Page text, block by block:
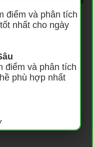
MẶT:...
điểm và phân tích
nhất cho ngày
điểm và phân tích
phù hợp nhất